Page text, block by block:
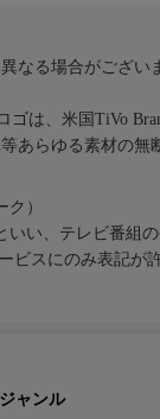
なる場合がござい
は、米国TiVo
あらゆる素材の無
）
いい、テレビ番組
ビスにのみ表記が
ジャンル